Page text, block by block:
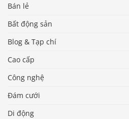
Bán lẻ
Bất động sản
Blog & Tạp chí
Cao cấp
Công nghệ
Đám cưới
Di động